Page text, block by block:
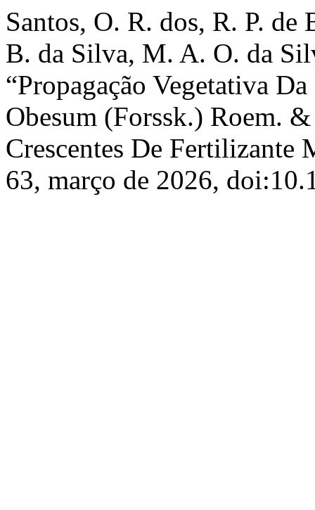
Santos, O. R. dos, R. P. de
B. da Silva, M. A. O. da
“Propagação Vegetativa
Obesum (Forssk.) Roem.
Crescentes De Fertilizante
63, março de 2026,